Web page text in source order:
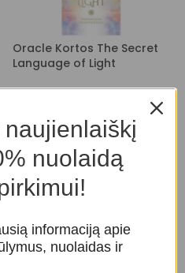
Oracle Kortos The Secret
Language of Light
Taro ir orakulo kortos,
39,00 €
nuolaidą
informaciją apie
nuolaidas ir